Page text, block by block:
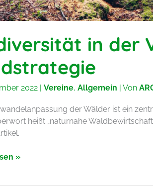
in der
2022 Vereine, Allgemein | Von
der Wälder ist ein
heißt „naturnahe
»